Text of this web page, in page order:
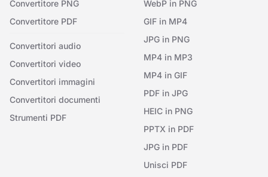
Convertitore PNG
Convertitore PDF
Convertitori audio
Convertitori video
Convertitori immagini
Convertitori documenti
Strumenti PDF
WebP in PNG
GIF in MP4
JPG in PNG
MP4 in MP3
MP4 in GIF
PDF in JPG
HEIC in PNG
PPTX in PDF
JPG in PDF
Unisci PDF